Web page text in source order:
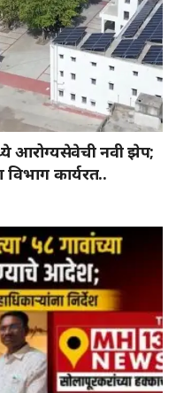
आरोग्यसेवेची नवी झेप;
कार्यरत..